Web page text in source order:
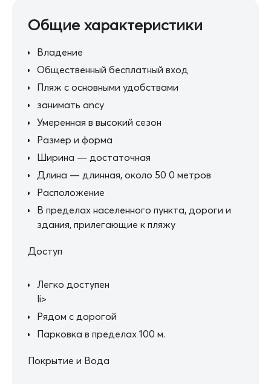
Общие характеристики
Владение
Общественный бесплатный вход
Пляж с основными удобствами
занимать ancy
Умеренная в высокий сезон
Размер и форма
Ширина — достаточная
Длина — длинная, около 50 0 метров
Расположение
В пределах населенного пункта, дороги и
здания, прилегающие к пляжу
Доступ
Легко доступен
li>
Рядом с дорогой
Парковка в пределах 100 м.
Покрытие и Вода